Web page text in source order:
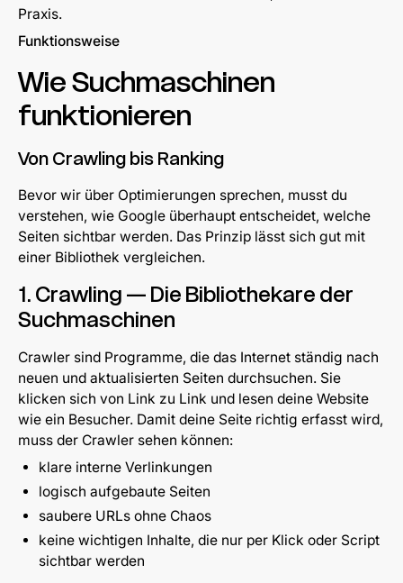
Praxis.
Funktionsweise
Wie Suchmaschinen
funktionieren
Von Crawling bis Ranking
Bevor wir über Optimierungen sprechen, musst du
verstehen, wie Google überhaupt entscheidet, welche
Seiten sichtbar werden. Das Prinzip lässt sich gut mit
einer Bibliothek vergleichen.
1. Crawling — Die Bibliothekare der
Suchmaschinen
Crawler sind Programme, die das Internet ständig nach
neuen und aktualisierten Seiten durchsuchen. Sie
klicken sich von Link zu Link und lesen deine Website
wie ein Besucher. Damit deine Seite richtig erfasst wird,
muss der Crawler sehen können:
klare interne Verlinkungen
logisch aufgebaute Seiten
saubere URLs ohne Chaos
keine wichtigen Inhalte, die nur per Klick oder Script
sichtbar werden